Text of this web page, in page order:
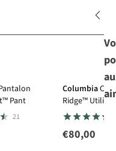
Pant
21
Columbia
Ridge™ Utility
€80,00